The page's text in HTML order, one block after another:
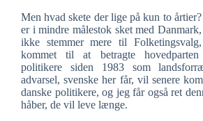
Men hvad skete der lige på kun to
er i mindre målestok sket med
ikke stemmer mere til
kommet til at betragte
politikere siden 1983 som
advarsel, svenske her får, vil senere
danske politikere, og jeg får også ret
håber, de vil leve længe.